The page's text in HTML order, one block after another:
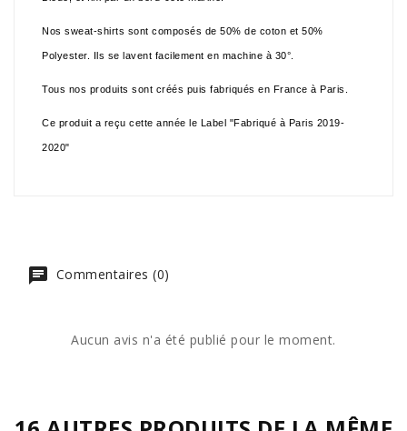
Nos sweat-shirts sont composés de 50% de coton et 50%
Polyester. Ils se lavent facilement en machine à 30°.
Tous nos produits sont créés puis fabriqués en France à Paris.
Ce produit a reçu cette année le Label "Fabriqué à Paris 2019-
2020"
Commentaires (0)
Aucun avis n'a été publié pour le moment.